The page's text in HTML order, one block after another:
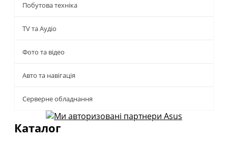
Побутова техніка
TV та Аудіо
Фото та відео
Авто та навігація
Серверне обладнання
Каталог